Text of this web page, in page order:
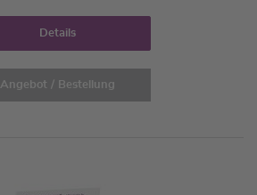
Details
Angebot / Bestellung